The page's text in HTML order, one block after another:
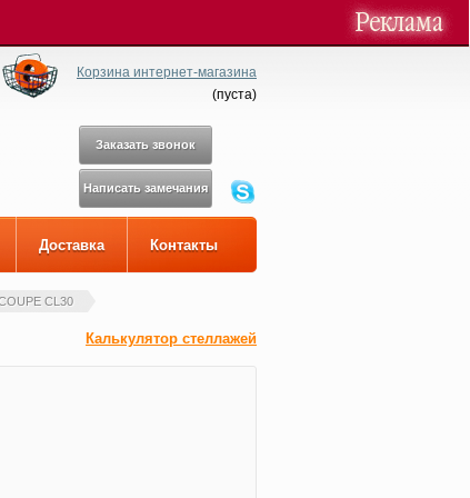
Корзина интернет-магазина
(пуста)
Заказать звонок
Написать замечания
Доставка Контакты
CL30
Калькулятор стеллажей